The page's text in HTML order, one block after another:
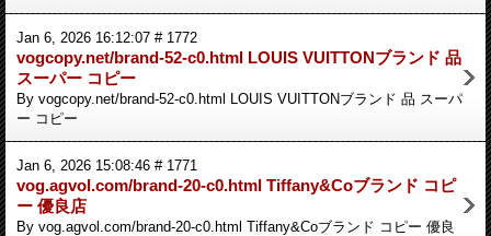
Jan 6, 2026 16:12:07 # 1772
vogcopy.net/brand-52-c0.html LOUIS VUITTONブランド 品
スーパー コピー
By vogcopy.net/brand-52-c0.html LOUIS VUITTONブランド 品 スーパ
ー コピー
Jan 6, 2026 15:08:46 # 1771
vog.agvol.com/brand-20-c0.html Tiffany&Coブランド コピ
ー 優良店
By vog.agvol.com/brand-20-c0.html Tiffany&Coブランド コピー 優良